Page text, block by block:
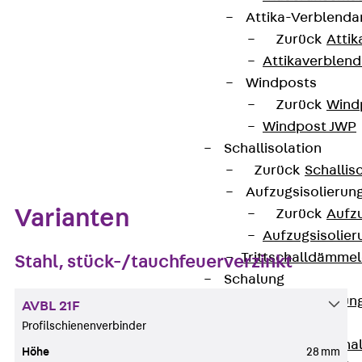
Attika-
Zurück
Windposts
Zurück
Windpost JWP
Schallisolation
Zurück
Zurück
Schalung
Zurück
Varianten
Stahl, stück-/tauchfeuerverzinkt
AVBL 21F
Profilschienenverbinder
Höhe 28 mm